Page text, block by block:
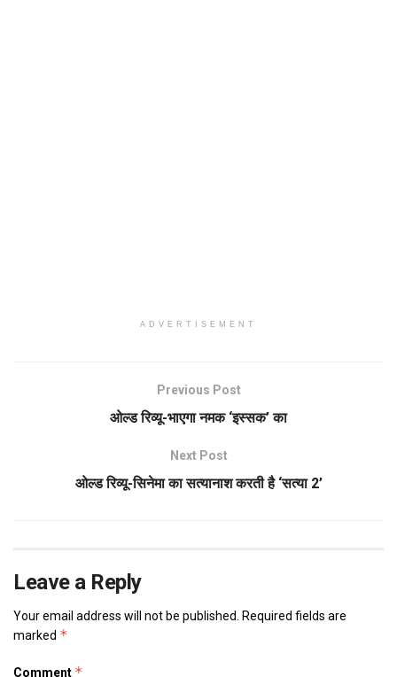
ADVERTISEMENT
Previous Post
ओल्ड रिव्यू-भाएगा नमक ‘इस्सक’ का
Next Post
ओल्ड रिव्यू-सिनेमा का सत्यानाश करती है ‘सत्या 2’
Leave a Reply
Your email address will not be published. Required fields are
marked *
Comment *